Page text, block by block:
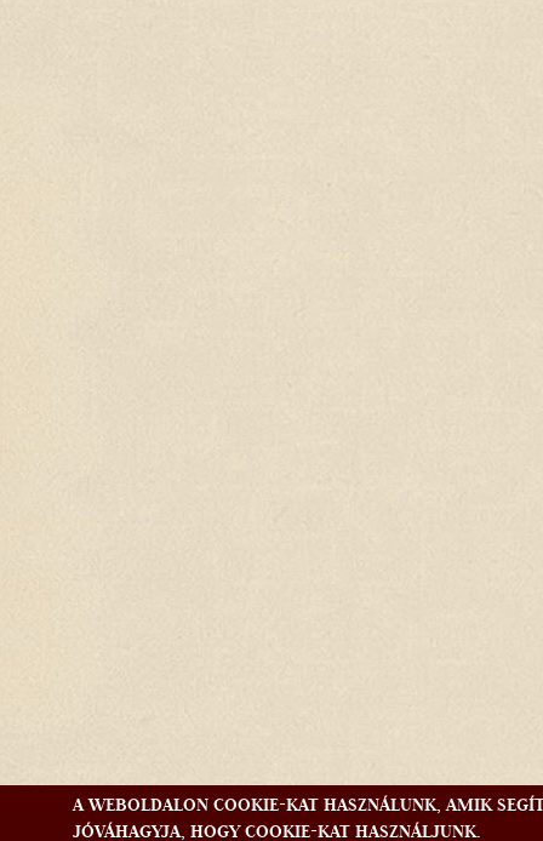
A WEBOLDALON COOKIE-KAT HASZNÁLUNK, AMIK
JÓVÁHAGYJA, HOGY COOKIE-KAT HASZNÁLJUNK.